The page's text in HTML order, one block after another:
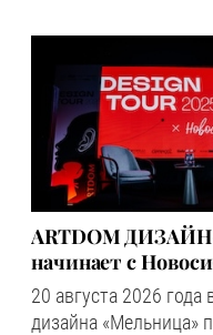
ARTDOM
начинает с
20 августа 2026 года
дизайна «Мельница»